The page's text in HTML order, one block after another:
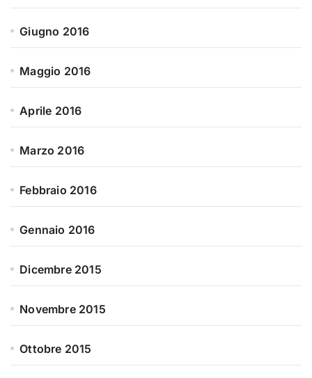
Giugno 2016
Maggio 2016
Aprile 2016
Marzo 2016
Febbraio 2016
Gennaio 2016
Dicembre 2015
Novembre 2015
Ottobre 2015